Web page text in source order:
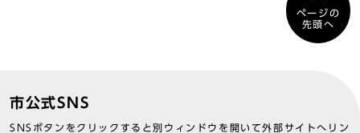
ページの
先頭へ
市公式SNS
SNSボタンをクリックすると別ウィンドウを開いて外部サイトへリン